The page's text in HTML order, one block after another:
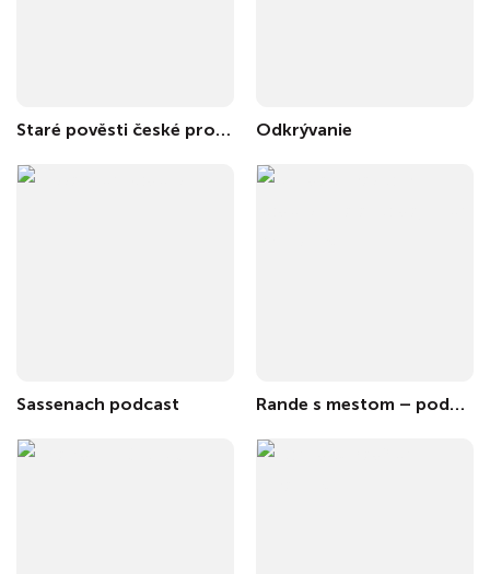
Staré pověsti české pro děti Odkrývanie
Sassenach podcast Rande s mestom – podcast nielen o dejinách Bratislavy